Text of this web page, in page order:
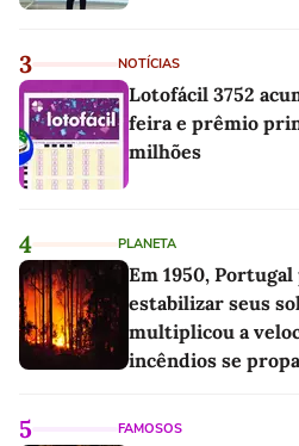
3 NOTÍCIAS
Lotofácil 3752
feira e prêmio
milhões
4 PLANETA
Em 1950,
estabilizar seus
multiplicou a
incêndios se
5 FAMOSOS